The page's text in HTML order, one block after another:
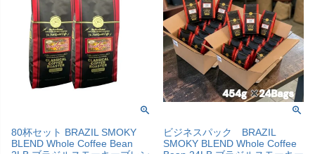
80杯セット BRAZIL SMOKY
BLEND Whole Coffee Bean
ビジネスパック BRAZIL
SMOKY BLEND Whole Coffee